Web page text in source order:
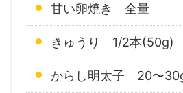
甘い卵焼き 全量
きゅうり 1/2本(50g)
からし明太子 20〜